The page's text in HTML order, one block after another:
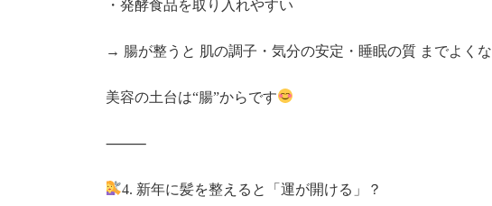
・発酵食品を取り入れやすい
→ 腸が整うと 肌の調子・気分の安定・睡眠の質 までよく
美容の土台は“腸”からです
⸻
4. 新年に髪を整えると「運が開ける」？